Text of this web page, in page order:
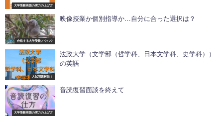
大学受験英語の実力の上げ方
合格する大学受験ノウハウ
映像授業か個別指導か…自分に合った選択は？
入試問題解説！
法政大学（文学部（哲学科、日本文学科、史学科））
の英語
大学受験英語の実力の上げ方
音読復習面談を終えて